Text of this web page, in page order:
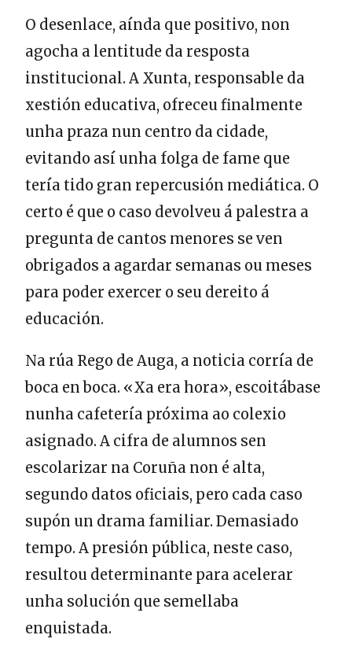
O desenlace, aínda que positivo, non
agocha a lentitude da resposta
institucional. A Xunta, responsable da
xestión educativa, ofreceu finalmente
unha praza nun centro da cidade,
evitando así unha folga de fame que
tería tido gran repercusión mediática. O
certo é que o caso devolveu á palestra a
pregunta de cantos menores se ven
obrigados a agardar semanas ou meses
para poder exercer o seu dereito á
educación.
Na rúa Rego de Auga, a noticia corría de
boca en boca. «Xa era hora», escoitábase
nunha cafetería próxima ao colexio
asignado. A cifra de alumnos sen
escolarizar na Coruña non é alta,
segundo datos oficiais, pero cada caso
supón un drama familiar. Demasiado
tempo. A presión pública, neste caso,
resultou determinante para acelerar
unha solución que semellaba
enquistada.